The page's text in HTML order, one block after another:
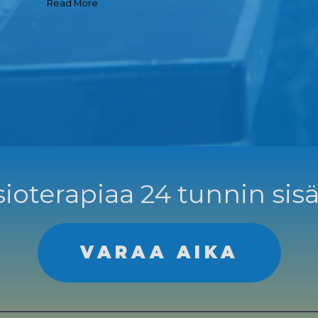
Read More
24 tunnin
VARAA AIKA